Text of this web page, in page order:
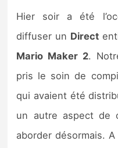
Tests et previews
Tests de jeux
Tests
Autres tests
Previews
Hier soir a été
diffuser un Direct
Mario Maker 2.
pris le soin de
qui avaient été
un autre aspect de
aborder désormais.